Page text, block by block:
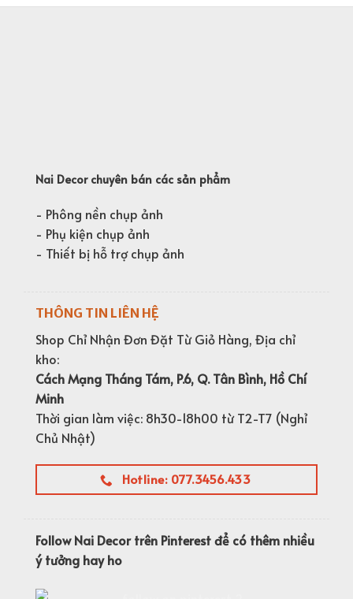
Nai Decor chuyên bán các sản phẩm
- Phông nền chụp ảnh
- Phụ kiện chụp ảnh
- Thiết bị hỗ trợ chụp ảnh
THÔNG TIN LIÊN HỆ
Shop Chỉ Nhận Đơn Đặt Từ Giỏ Hàng, Địa chỉ
kho:
Cách Mạng Tháng Tám, P.6, Q. Tân Bình, Hồ Chí
Minh
Thời gian làm việc: 8h30-18h00 từ T2-T7 (Nghỉ
Chủ Nhật)
Hotline: 077.3456.433
Follow Nai Decor trên Pinterest để có thêm nhiều
ý tưởng hay ho